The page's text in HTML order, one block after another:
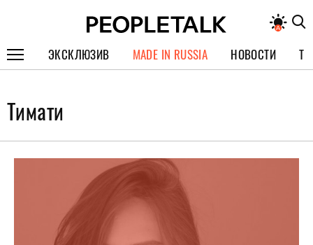
ЭКСКЛЮЗИВ
СПЕЦПРОЕКТЫ
ИНТЕРВЬЮ
ПОКОЛЕНИЕ
MADE IN RUSSIA НОВОСТИ
Тимати